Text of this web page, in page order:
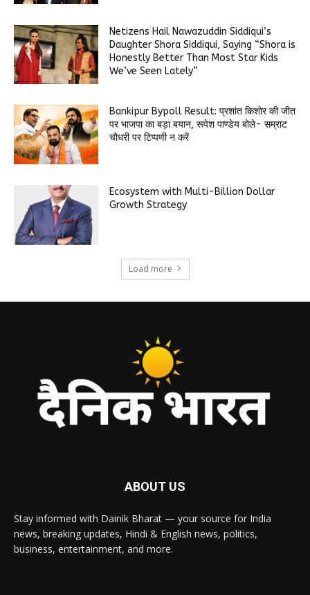
Netizens Hail Nawazuddin Siddiqui’s
Daughter Shora Siddiqui, Saying “Shora is
Honestly Better Than Most Star Kids
We’ve Seen Lately”
Bankipur Bypoll Result: प्रशांत किशोर की जीत
पर भाजपा का बड़ा बयान, रूपेश पाण्डेय बोले- सम्राट
चौधरी पर टिप्पणी न करें
Ecosystem with Multi-Billion Dollar
Growth Strategy
Load more
ABOUT US
Stay informed with Dainik Bharat — your source for India
news, breaking updates, Hindi & English news, politics,
business, entertainment, and more.